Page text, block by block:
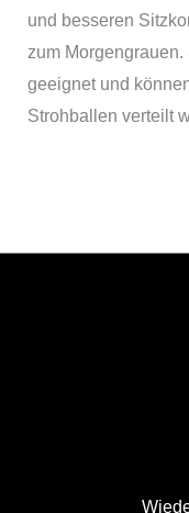
und besseren
zum
geeignet und
Strohballen verteilt